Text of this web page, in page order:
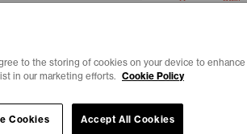
Du sparer 30%
to the storing of cookies on your device to
in our marketing efforts. Cookie Policy
Accept All Cookies
Cookies